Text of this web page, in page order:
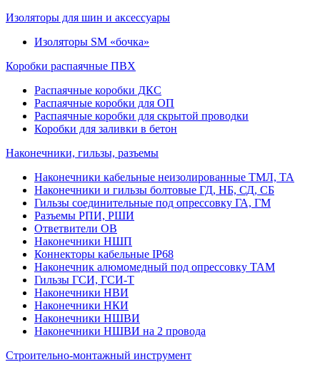
Изоляторы для шин и аксессуары
Изоляторы SM «бочка»
Коробки распаячные ПВХ
Распаячные коробки ДКС
Распаячные коробки для ОП
Распаячные коробки для скрытой проводки
Коробки для заливки в бетон
Наконечники, гильзы, разъемы
Наконечники кабельные неизолированные ТМЛ, ТА
Наконечники и гильзы болтовые ГД, НБ, СД, СБ
Гильзы соединительные под опрессовку ГА, ГМ
Разъемы РПИ, РШИ
Ответвители ОВ
Наконечники НШП
Коннекторы кабельные IP68
Наконечник алюмомедный под опрессовку ТАМ
Гильзы ГСИ, ГСИ-Т
Наконечники НВИ
Наконечники НКИ
Наконечники НШВИ
Наконечники НШВИ на 2 провода
Строительно-монтажный инструмент